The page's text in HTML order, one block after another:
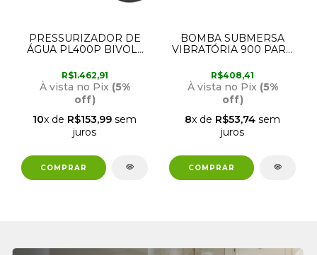
PRESSURIZADOR DE
ÁGUA PL400P BIVOLT
R$1.462,91
À vista no Pix (5%
off)
10x de R$153,99 sem
juros
BOMBA SUBMERSA
VIBRATÓRIA 900 PARA
FAME
R$408,41
À vista no Pix (5%
off)
8x de R$53,74 sem
juros